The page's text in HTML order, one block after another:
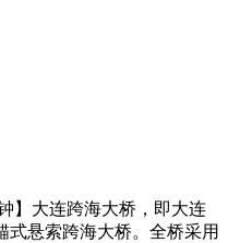
】大连跨海大桥，即大连
式悬索跨海大桥。全桥采用